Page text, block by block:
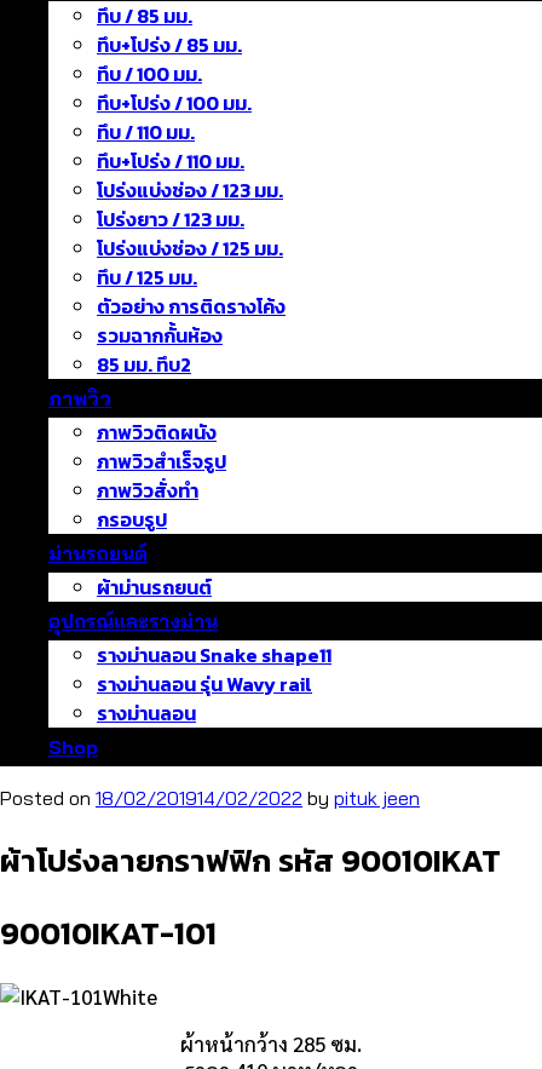
ทึบ / 85 มม.
ทึบ+โปร่ง / 85 มม.
ทึบ / 100 มม.
ทึบ+โปร่ง / 100 มม.
ทึบ / 110 มม.
ทึบ+โปร่ง / 110 มม.
โปร่งแบ่งช่อง / 123 มม.
โปร่งยาว / 123 มม.
โปร่งแบ่งช่อง / 125 มม.
ทึบ / 125 มม.
ตัวอย่าง การติดรางโค้ง
รวมฉากกั้นห้อง
85 มม. ทึบ2
ภาพวิว
ภาพวิวติดผนัง
ภาพวิวสำเร็จรูป
ภาพวิวสั่งทำ
กรอบรูป
ม่านรถยนต์
ผ้าม่านรถยนต์
อุปกรณ์และรางม่าน
รางม่านลอน Snake shape11
รางม่านลอน รุ่น Wavy rail
รางม่านลอน
Shop
Posted on 18/02/201914/02/2022 by pituk jeen
ผ้าโปร่งลายกราฟฟิก รหัส 90010IKAT
90010IKAT-101
ผ้าหน้ากว้าง 285 ซม.